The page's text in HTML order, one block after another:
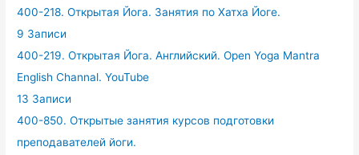
400-218. Открытая Йога. Занятия по Хатха Йоге.
9 Записи
400-219. Открытая Йога. Английский. Open Yoga Mantra
English Channal. YouTube
13 Записи
400-850. Открытые занятия курсов подготовки
преподавателей йоги.